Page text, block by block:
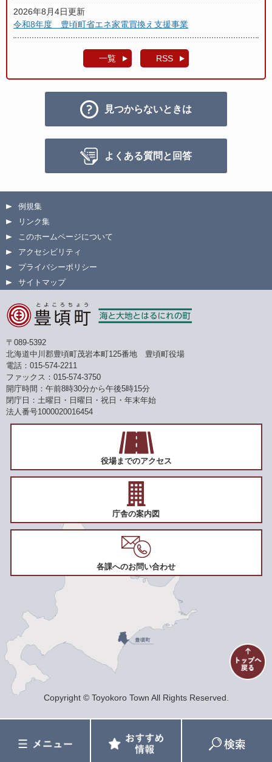
2026年8月4日更新
令和8年度 豊頃町省エネ家電買換え支援事業
一覧 RSS
見つからないときは
よくある質問と回答
例規集
リンク集
このホームページについて
アクセシビリティ
プライバシーポリシー
サイトマップ
〒089-5392
北海道中川郡豊頃町茂岩本町125番地 豊頃町役場
電話：015-574-2211
ファックス：015-574-3750
開庁時間：午前8時30分から午後5時15分
閉庁日：土曜日・日曜日・祝日・年末年始
法人番号1000020016454
役場までのアクセス
庁舎の案内図
各課へのお問い合わせ
Copyright © Toyokoro Town All Rights Reserved.